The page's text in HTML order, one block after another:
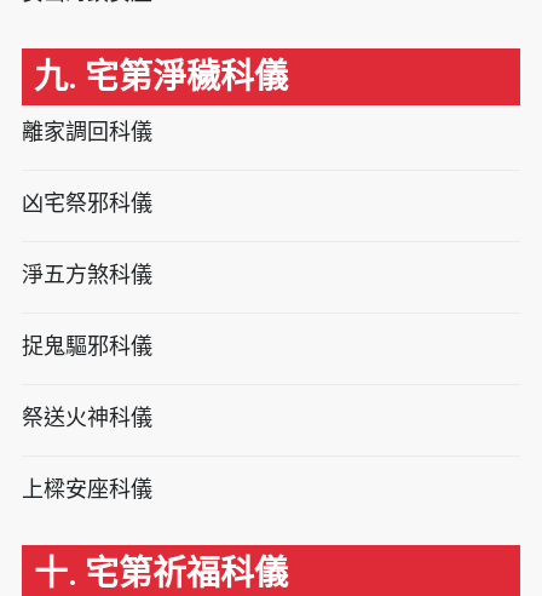
九. 宅第淨穢科儀
離家調回科儀
凶宅祭邪科儀
淨五方煞科儀
捉鬼驅邪科儀
祭送火神科儀
上樑安座科儀
十. 宅第祈福科儀